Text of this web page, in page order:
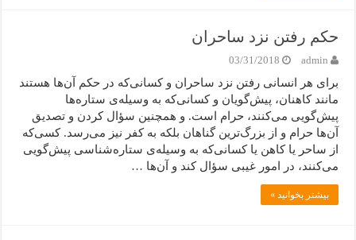
حکم رفتن نزد ساحران
admin
03/31/2018
برای هر انسانی رفتن نزد ساحران و کسانی‌که در حکم آن‌ها هستند
مانند کاهنان، پیش‌گویان و کسانی‌که به وسیله‌ی ستاره‌ها
پیش‌گویی می‌کنند، حرام است. و همچنین سؤال کردن و تصدیق
آن‌ها حرام و از بزرگ‌ترین گناهان بلکه به کفر نیز می‌رسد. کسی‌که
از ساحر یا کاهن یا کسانی‌که به وسیله‌ی ستاره‌شناسی پیش‌گویی
می‌کنند، در امور غیبی سؤال کند و آن‌ها …
بیشتر بخوانید »